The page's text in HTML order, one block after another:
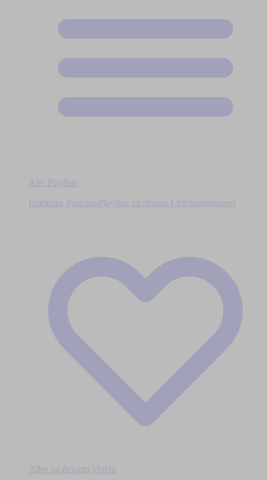
Alle Playlists
Entdecke Podcast-Playlists zu deinen Lieblingsthemen!
Alles zu deinem Verein